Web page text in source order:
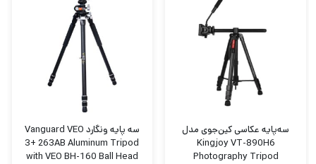
سه‌پایه عکاسی کین‌جوی مدل
Kingjoy VT-890H6
Photography Tripod
سه پایه ونگارد Vanguard VEO
3+ 263AB Aluminum Tripod
with VEO BH-160 Ball Head